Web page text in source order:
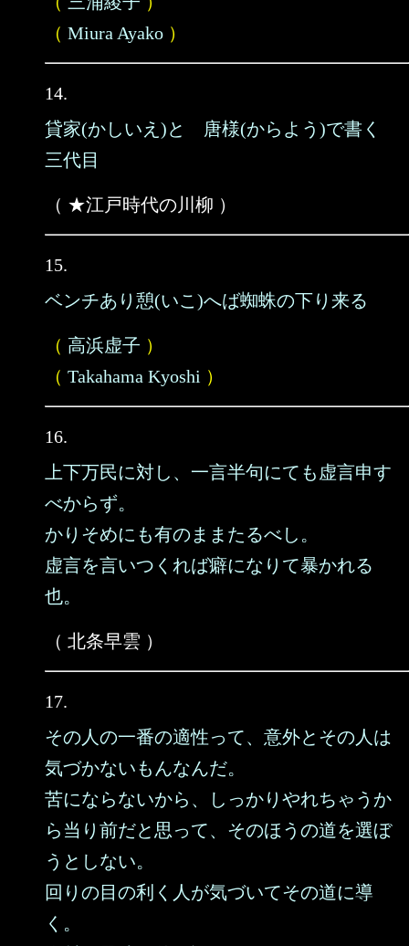
（ Miura Ayako ）
14.
貸家(かしいえ)と 唐様(からよう)で書く
三代目
（ ★江戸時代の川柳 ）
15.
ベンチあり憩(いこ)へば蜘蛛の下り来る
（ 高浜虚子 ）
（ Takahama Kyoshi ）
16.
上下万民に対し、一言半句にても虚言申す
べからず。
かりそめにも有のままたるべし。
虚言を言いつくれば癖になりて暴かれる
也。
（ 北条早雲 ）
17.
その人の一番の適性って、意外とその人は
気づかないもんなんだ。
苦にならないから、しっかりやれちゃうか
ら当り前だと思って、そのほうの道を選ぼ
うとしない。
回りの目の利く人が気づいてその道に導
く。